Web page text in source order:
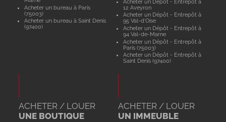
Acheter un bureau à Paris
(75003)
Acheter un bureau à Saint Denis
(97400)
Acheter un Dépôt - Entrepôt à
12 Aveyron
Acheter un Dépôt - Entrepôt à
95 Val-d'Oise
Acheter un Dépôt - Entrepôt à
94 Val-de-Marne
Acheter un Dépôt - Entrepôt à
Paris (75003)
Acheter un Dépôt - Entrepôt à
Saint Denis (97400)
ACHETER / LOUER
UNE BOUTIQUE
ACHETER / LOUER
UN IMMEUBLE